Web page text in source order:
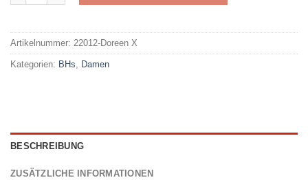
Artikelnummer: 22012-Doreen X
Kategorien: BHs, Damen
BESCHREIBUNG
ZUSÄTZLICHE INFORMATIONEN